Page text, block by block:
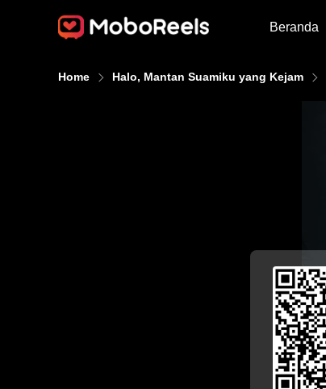
Beranda
Home Halo, Mantan Suamiku yang Kejam